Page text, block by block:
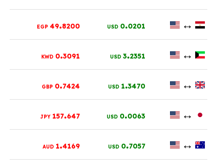
↔
0.0201
USD
49.8200
EGP
↔
3.2351
USD
0.3091
KWD
↔
1.3470
USD
0.7424
GBP
↔
0.0063
USD
157.647
JPY
↔
0.7057
USD
1.4169
AUD